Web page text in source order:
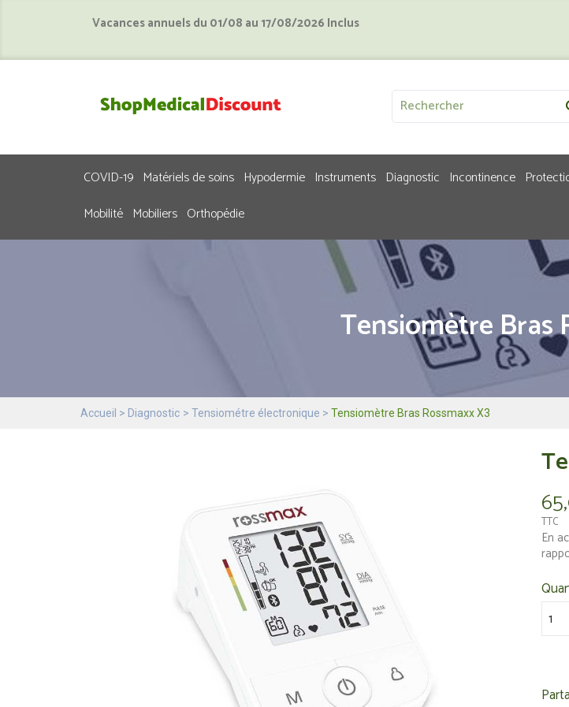
Vacances annuels du 01/08 au 17/08/2026 Inclus
COVID-19 Matériels de soins Hypodermie Instruments Diagnostic Incontinence
Mobilité Mobiliers Orthopédie
Tensiomètre Bras
Accueil Diagnostic Tensiométre électronique Tensiomètre Bras Rossmaxx X3
TTC
En